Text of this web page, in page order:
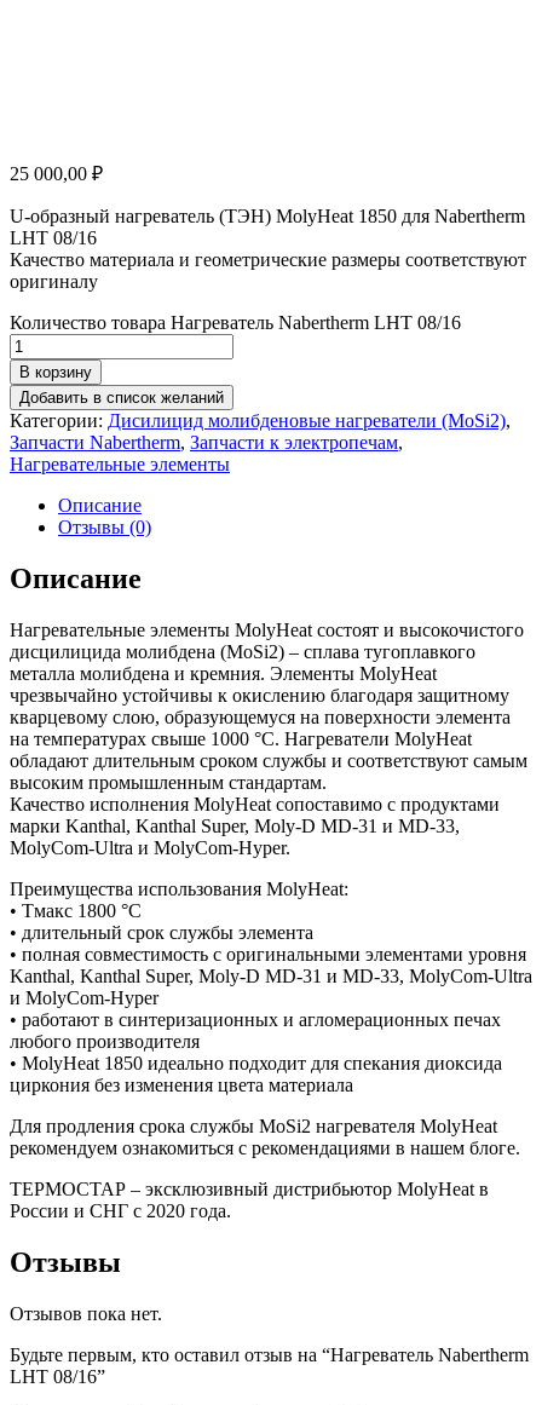
25 000,00 ₽
U-образный нагреватель (ТЭН) MolyHeat 1850 для Nabertherm
LHT 08/16
Качество материала и геометрические размеры соответствуют
оригиналу
Количество товара Нагреватель Nabertherm LHT 08/16
В корзину
Добавить в список желаний
Категории: Дисилицид молибденовые нагреватели (MoSi2),
Запчасти Nabertherm, Запчасти к электропечам,
Нагревательные элементы
Описание
Отзывы (0)
Описание
Нагревательные элементы MolyHeat состоят и высокочистого
дисцилицида молибдена (MoSi2) – сплава тугоплавкого
металла молибдена и кремния. Элементы MolyHeat
чрезвычайно устойчивы к окислению благодаря защитному
кварцевому слою, образующемуся на поверхности элемента
на температурах свыше 1000 °С. Нагреватели MolyHeat
обладают длительным сроком службы и соответствуют самым
высоким промышленным стандартам.
Качество исполнения MolyHeat сопоставимо с продуктами
марки Kanthal, Kanthal Super, Moly-D MD-31 и MD-33,
MolyCom-Ultra и MolyCom-Hyper.
Преимущества использования MolyHeat:
• Тмакс 1800 °С
• длительный срок службы элемента
• полная совместимость с оригинальными элементами уровня
Kanthal, Kanthal Super, Moly-D MD-31 и MD-33, MolyCom-Ultra
и MolyCom-Hyper
• работают в синтеризационных и агломерационных печах
любого производителя
• MolyHeat 1850 идеально подходит для спекания диоксида
циркония без изменения цвета материала
Для продления срока службы MoSi2 нагревателя MolyHeat
рекомендуем ознакомиться с рекомендациями в нашем блоге.
ТЕРМОСТАР – эксклюзивный дистрибьютор MolyHeat в
России и СНГ с 2020 года.
Отзывы
Отзывов пока нет.
Будьте первым, кто оставил отзыв на “Нагреватель Nabertherm
LHT 08/16”